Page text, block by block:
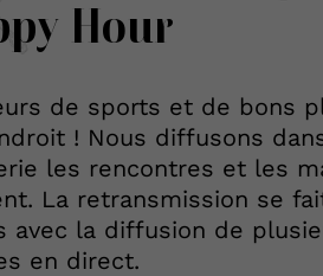
Hour
de sports et de bons
! Nous diffusons
les rencontres et les
La retransmission se
avec la diffusion de
en direct.